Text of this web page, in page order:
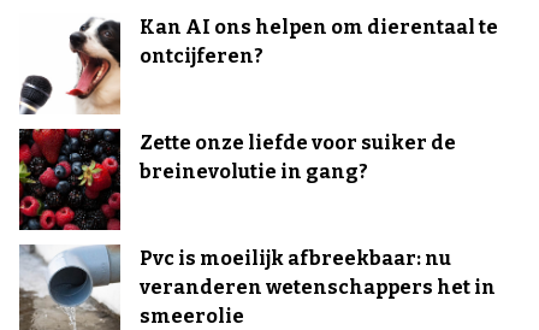
Kan AI ons helpen om dierentaal te
ontcijferen?
Zette onze liefde voor suiker de
breinevolutie in gang?
Pvc is moeilijk afbreekbaar: nu
veranderen wetenschappers het in
smeerolie